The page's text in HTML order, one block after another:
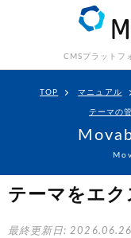
CMSプラットフ
TOP マニュアル
テーマの
テーマをエ
最終更新日: 2026.06.26